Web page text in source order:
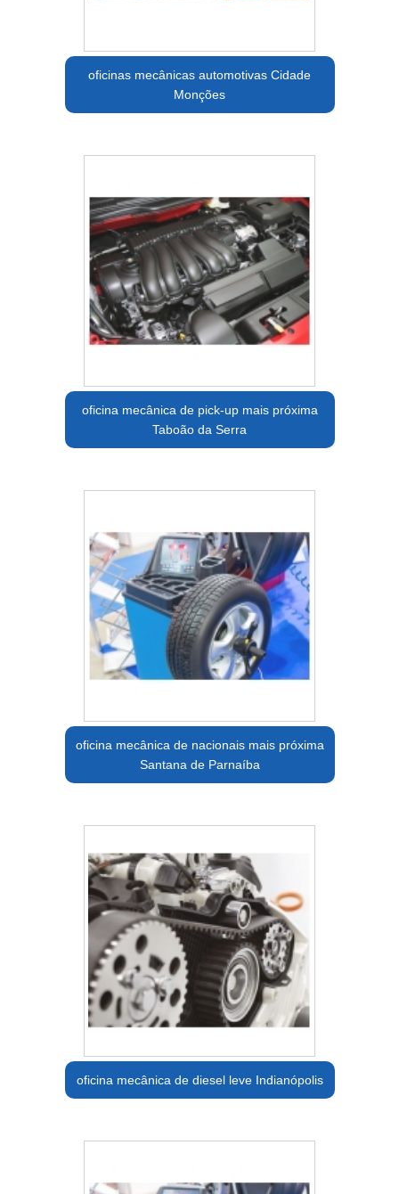
oficinas mecânicas automotivas Cidade
Monções
oficina mecânica de pick-up mais próxima
Taboão da Serra
oficina mecânica de nacionais mais próxima
Santana de Parnaíba
oficina mecânica de diesel leve Indianópolis